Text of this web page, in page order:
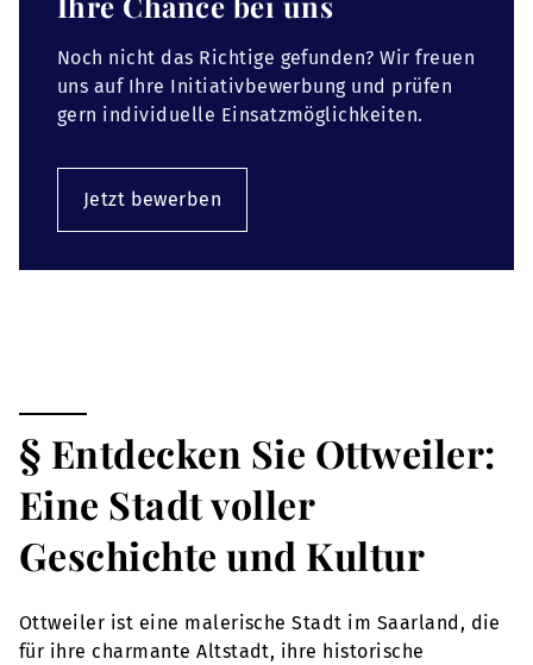
Noch nicht das Richtige gefunden? Wir freuen
uns auf Ihre Initiativbewerbung und prüfen
gern individuelle Einsatzmöglichkeiten.
Jetzt bewerben
§ Entdecken Sie Ottweiler:
Eine Stadt voller
Geschichte und Kultur
Ottweiler ist eine malerische Stadt im Saarland, die
für ihre charmante Altstadt, ihre historische